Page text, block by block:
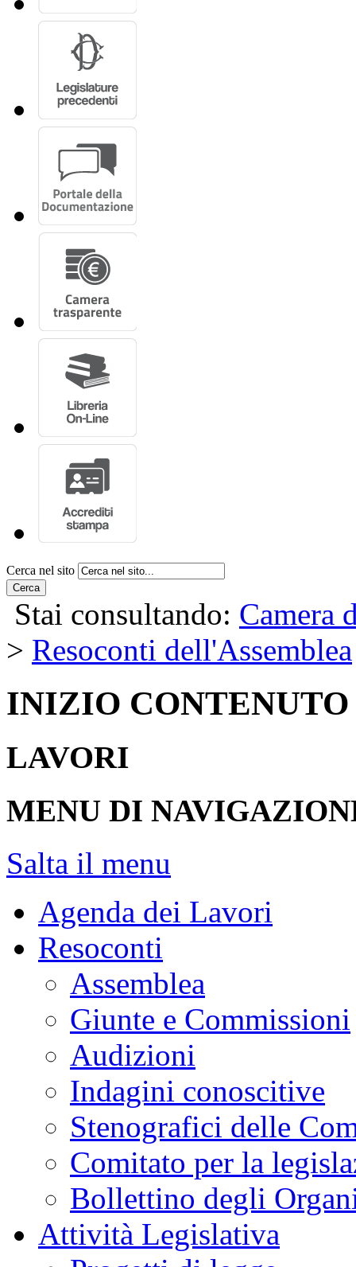
Cerca nel sito
Cerca
Stai consultando: Camera
> Resoconti dell'Assemblea
INIZIO CONTENUTO
LAVORI
MENU DI
Salta il menu
Agenda dei Lavori
Resoconti
Assemblea
Giunte e Commissioni
Audizioni
Indagini conoscitive
Stenografici delle
Comitato per la
Bollettino degli
Attività Legislativa